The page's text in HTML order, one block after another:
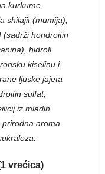
kurkume
shilajit (mumija),
(sadrži hondroitin
hidroli
kiselinu i
ljuske jajeta
sulfat,
iz mladih
prirodna aroma
vrećica)